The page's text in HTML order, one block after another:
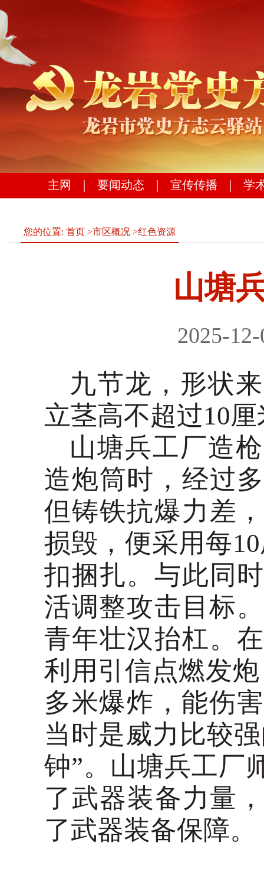
主网 要闻动态 宣传传播 学
您的位置: 首页 >市区概况 >红色资源
山塘
2025-
九节龙，形状
立茎高不超过10
山塘兵工厂造
造炮筒时，经过
但铸铁抗爆力差
损毁，便采用每
扣捆扎。与此同
活调整攻击目标
青年壮汉抬杠。
利用引信点燃发
多米爆炸，能伤
当时是威力比较
钟”。山塘兵工厂
了武器装备力量
了武器装备保障。